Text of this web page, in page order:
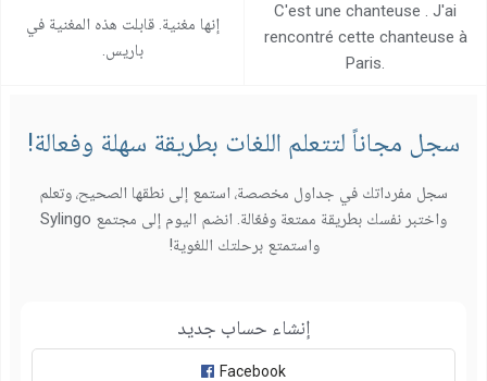
C'est une chanteuse . J'ai
rencontré cette chanteuse à
Paris.
إنها مغنية. قابلت هذه المغنية في
باريس.
سجل مجاناً لتتعلم اللغات بطريقة سهلة وفعالة!
سجل مفرداتك في جداول مخصصة، استمع إلى نطقها الصحيح، وتعلم
واختبر نفسك بطريقة ممتعة وفعّالة. انضم اليوم إلى مجتمع Sylingo
واستمتع برحلتك اللغوية!
إنشاء حساب جديد
Facebook